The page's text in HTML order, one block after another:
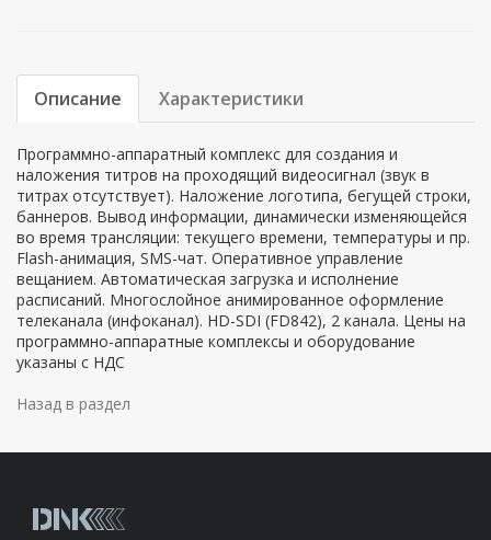
Описание Характеристики
Программно-аппаратный комплекс для создания и
наложения титров на проходящий видеосигнал (звук в
титрах отсутствует). Наложение логотипа, бегущей строки,
баннеров. Вывод информации, динамически изменяющейся
во время трансляции: текущего времени, температуры и пр.
Flash-анимация, SMS-чат. Оперативное управление
вещанием. Автоматическая загрузка и исполнение
расписаний. Многослойное анимированное оформление
телеканала (инфоканал). HD-SDI (FD842), 2 канала. Цены на
программно-аппаратные комплексы и оборудование
указаны с НДС
Назад в раздел